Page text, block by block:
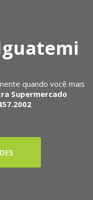
quando você mais
Supermercado